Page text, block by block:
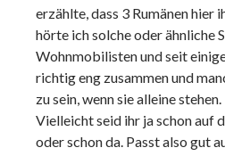
erzählte, dass 3 Rumänen hier
hörte ich solche oder ähnliche
Wohnmobilisten und seit
richtig eng zusammen und
zu sein, wenn sie alleine stehen.
Vielleicht seid ihr ja schon auf
oder schon da. Passt also gut